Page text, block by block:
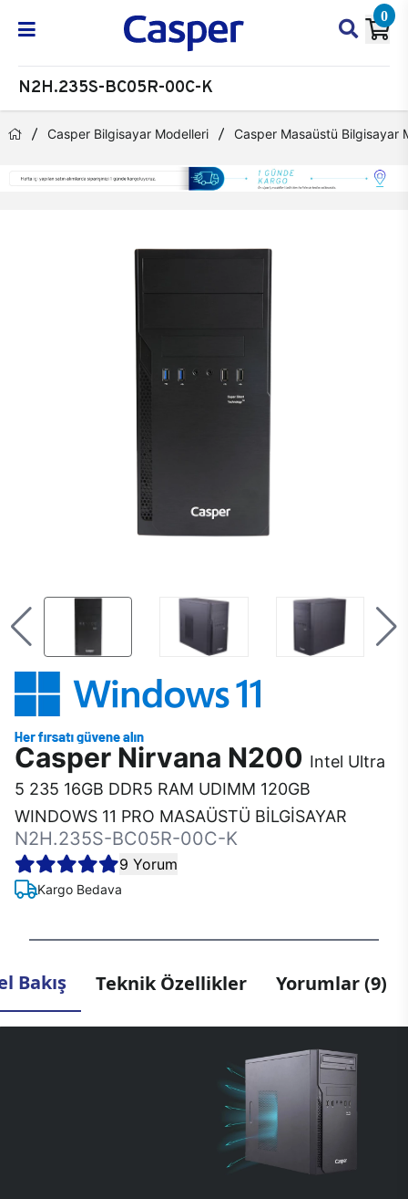
0
N2H.235S-BC05R-00C-K
Casper Bilgisayar Modelleri Casper Masaüstü Bilgisayar
Casper Nirvana N200 Intel Ultra
5 235 16GB DDR5 RAM UDIMM 120GB
WINDOWS 11 PRO MASAÜSTÜ BİLGİSAYAR
N2H.235S-BC05R-00C-K
9 Yorum
Kargo Bedava
Bakış Teknik Özellikler Yorumlar (9)